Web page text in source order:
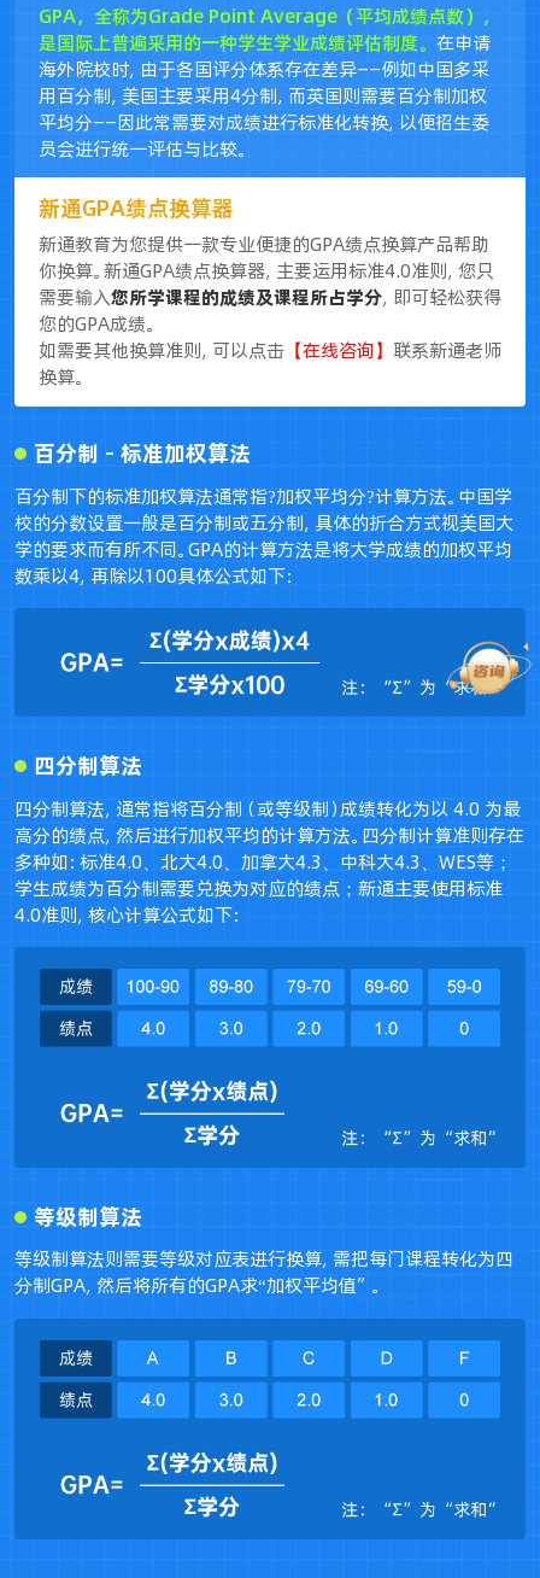
GPA，全称为Grade Point Average（平均成绩点数），
是国际上普遍采用的一种学生学业成绩评估制度。 在申请
海外院校时，由于各国评分体系存在差异——例如中国多采
用百分制，美国主要采用4分制，而英国则需要百分制加权
平均分——因此常需要对成绩进行标准化转换，以便招生委
员会进行统一评估与比较。
新通GPA绩点换算器
新通教育为您提供一款专业便捷的GPA绩点换算产品帮助
你换算。新通GPA绩点换算器，主要运用标准4.0准则，您只
需要输入您所学课程的成绩及课程所占学分，即可轻松获得
您的GPA成绩。
如需要其他换算准则，可以点击【在线咨询】 联系新通老师
换算。
百分制 - 标准加权算法
百分制下的标准加权算法通常指?加权平均分?计算方法。中国学
校的分数设置一般是百分制或五分制，具体的折合方式视美国大
学的要求而有所不同。GPA的计算方法是将大学成绩的加权平均
数乘以4，再除以100具体公式如下：
四分制算法
四分制算法，通常指将百分制（或等级制）成绩转化为以 4.0 为最
高分的绩点，然后进行加权平均的计算方法。四分制计算准则存在
多种如：标准4.0、北大4.0、加拿大4.3、中科大4.3、WES等；
学生成绩为百分制需要兑换为对应的绩点；新通主要使用标准
4.0准则，核心计算公式如下：
等级制算法
等级制算法则需要等级对应表进行换算，需把每门课程转化为四
分制GPA，然后将所有的GPA求“加权平均值”。